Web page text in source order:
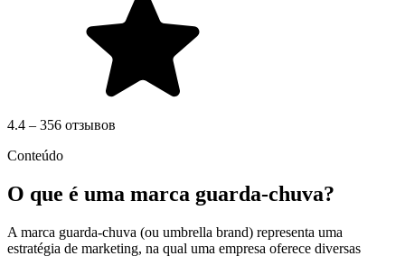
4.4 – 356 отзывов
Conteúdo
O que é uma marca guarda-chuva?
A marca guarda-chuva (ou umbrella brand) representa uma
estratégia de marketing, na qual uma empresa oferece diversas